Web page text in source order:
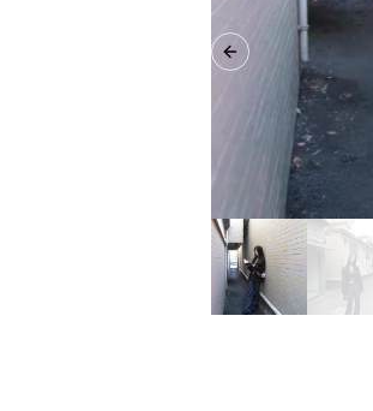
Previous slide